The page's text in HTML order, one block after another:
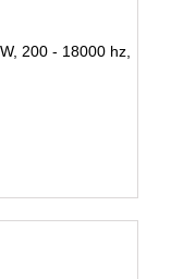
200 - 18000 hz,